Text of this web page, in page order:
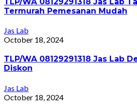
Termurah Pemesanan Mudah
Jas Lab
October 18, 2024
TLP/WA 08129291318 Jas Lab
Diskon
Jas Lab
October 18, 2024